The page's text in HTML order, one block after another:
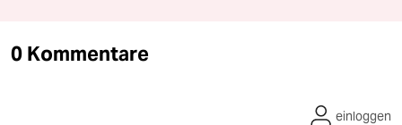
0 Kommentare
einloggen